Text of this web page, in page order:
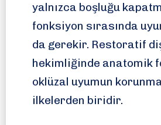
yalnızca boşluğu
fonksiyon sırasında
da gerekir. Restoratif
hekimliğinde anatomik
oklüzal uyumun
ilkelerden biridir.